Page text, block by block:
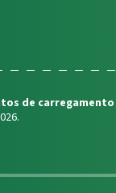
de carregamento